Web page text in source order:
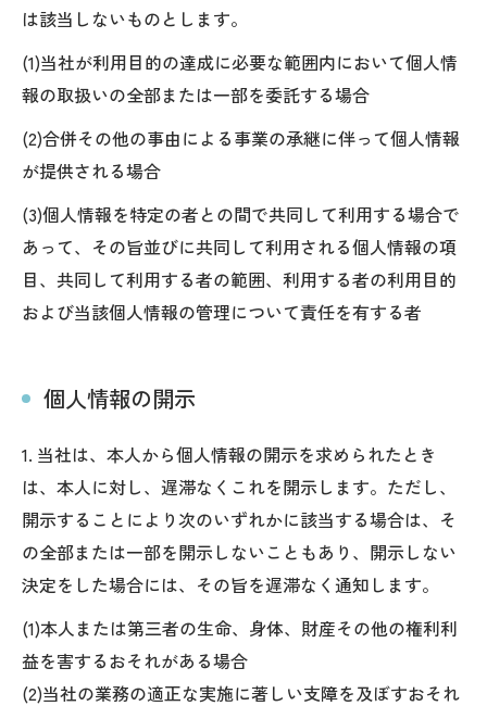
は該当しないものとします。
(1)当社が利用目的の達成に必要な範囲内において個人情
報の取扱いの全部または一部を委託する場合
(2)合併その他の事由による事業の承継に伴って個人情報
が提供される場合
(3)個人情報を特定の者との間で共同して利用する場合で
あって、その旨並びに共同して利用される個人情報の項
目、共同して利用する者の範囲、利用する者の利用目的
および当該個人情報の管理について責任を有する者
個人情報の開示
1. 当社は、本人から個人情報の開示を求められたとき
は、本人に対し、遅滞なくこれを開示します。ただし、
開示することにより次のいずれかに該当する場合は、そ
の全部または一部を開示しないこともあり、開示しない
決定をした場合には、その旨を遅滞なく通知します。
(1)本人または第三者の生命、身体、財産その他の権利利
益を害するおそれがある場合
(2)当社の業務の適正な実施に著しい支障を及ぼすおそれ
お気軽にお問い合わせください